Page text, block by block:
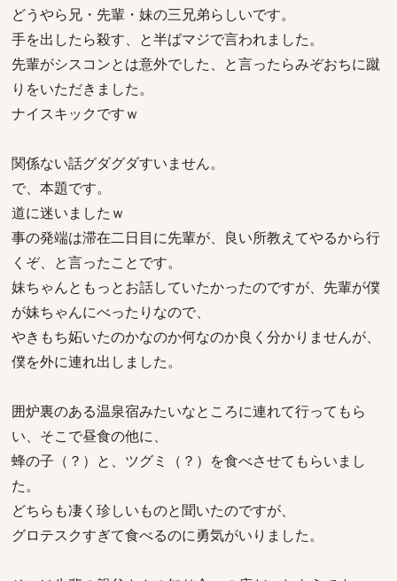
どうやら兄・先輩・妹の三兄弟らしいです。
手を出したら殺す、と半ばマジで言われました。
先輩がシスコンとは意外でした、と言ったらみぞおちに蹴
りをいただきました。
ナイスキックですｗ
関係ない話グダグダすいません。
で、本題です。
道に迷いましたｗ
事の発端は滞在二日目に先輩が、良い所教えてやるから行
くぞ、と言ったことです。
妹ちゃんともっとお話していたかったのですが、先輩が僕
が妹ちゃんにべったりなので、
やきもち妬いたのかなのか何なのか良く分かりませんが、
僕を外に連れ出しました。
囲炉裏のある温泉宿みたいなところに連れて行ってもら
い、そこで昼食の他に、
蜂の子（？）と、ツグミ（？）を食べさせてもらいまし
た。
どちらも凄く珍しいものと聞いたのですが、
グロテスクすぎて食べるのに勇気がいりました。